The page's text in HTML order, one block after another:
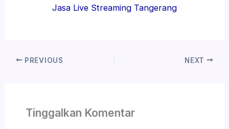
Jasa Live Streaming Tangerang
PREVIOUS NEXT
Tinggalkan Komentar